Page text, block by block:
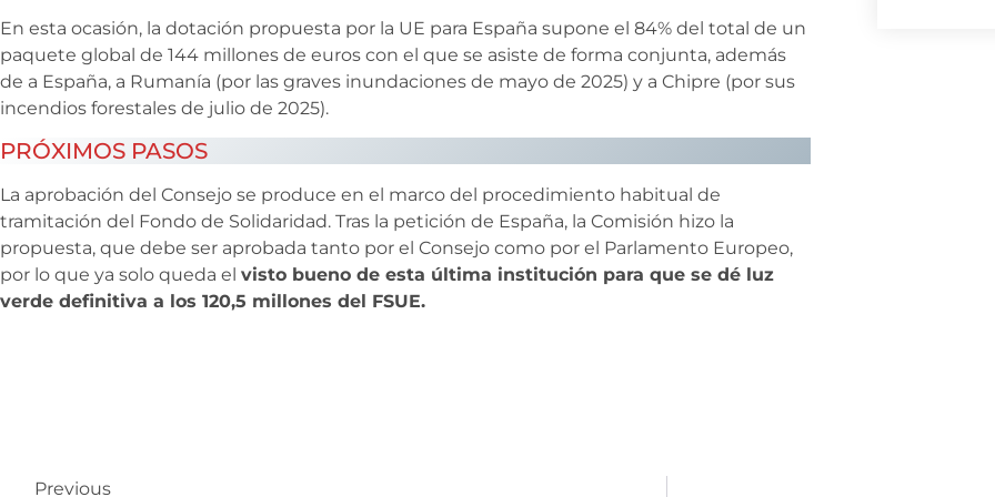
En esta ocasión, la dotación propuesta por la UE para España supone el 84% del total de un
paquete global de 144 millones de euros con el que se asiste de forma conjunta, además
de a España, a Rumanía (por las graves inundaciones de mayo de 2025) y a Chipre (por sus
incendios forestales de julio de 2025).
PRÓXIMOS PASOS
La aprobación del Consejo se produce en el marco del procedimiento habitual de
tramitación del Fondo de Solidaridad. Tras la petición de España, la Comisión hizo la
propuesta, que debe ser aprobada tanto por el Consejo como por el Parlamento Europeo,
por lo que ya solo queda el visto bueno de esta última institución para que se dé luz
verde definitiva a los 120,5 millones del FSUE.
Previous